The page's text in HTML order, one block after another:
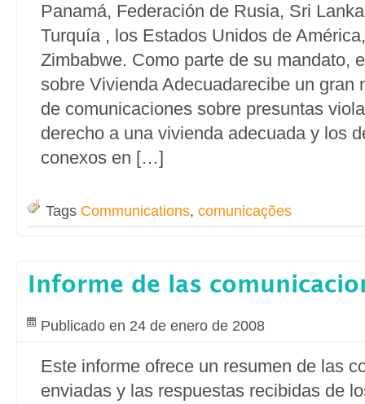
Panamá, Federación de Rusia, Sri
Turquía , los Estados Unidos de
Zimbabwe. Como parte de su mandato,
sobre Vivienda Adecuadarecibe un gran
de comunicaciones sobre presuntas
derecho a una vivienda adecuada y los
conexos en […]
Tags Communications, comunicações
Informe de las
Publicado en 24 de enero de 2008
Este informe ofrece un resumen de las
enviadas y las respuestas recibidas de